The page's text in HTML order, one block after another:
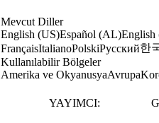
Mevcut Diller
English (US)Español (AL)English
FrançaisItalianoPolskiРусский한
Kullanılabilir Bölgeler
Amerika ve OkyanusyaAvrupa
YAYIMCI: